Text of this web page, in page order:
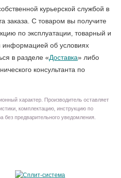
курьерской службой в
заказа. С товаром вы получите
по эксплуатации, товарный и
информацией об условиях
в разделе «Доставка» либо
консультанта по
характер. Производитель оставляет
комплектацию, инструкцию по
без предварительного уведомления.